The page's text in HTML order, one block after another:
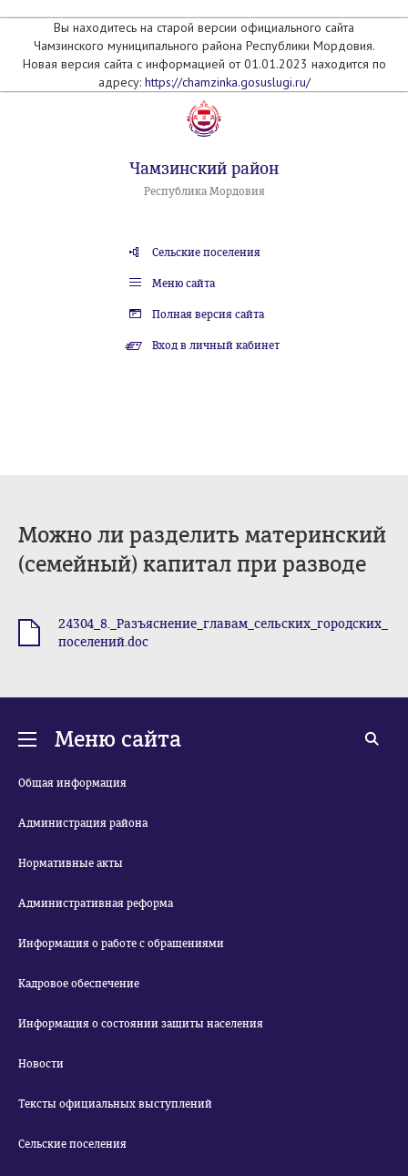
Вы находитесь на старой версии официального сайта
Чамзинского муниципального района Республики Мордовия.
Новая версия сайта с информацией от 01.01.2023 находится по
адресу: https://chamzinka.gosuslugi.ru/
Чамзинский район
Республика Мордовия
Сельские поселения
Меню сайта
Полная версия сайта
Вход в личный кабинет
Можно ли разделить материнский
(семейный) капитал при разводе
24304_8._Разъяснение_главам_сельских_городских_
поселений.doc
Меню сайта
Общая информация
Администрация района
Нормативные акты
Административная реформа
Информация о работе с обращениями
Кадровое обеспечение
Информация о состоянии защиты населения
Новости
Тексты официальных выступлений
Сельские поселения